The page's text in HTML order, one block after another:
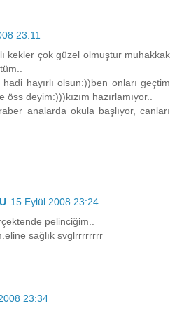
23:11
kekler çok güzel olmuştur muhakkak
hadi hayırlı olsun:))ben onları geçtim
deyim:)))kızım hazırlamıyor..
analarda okula başlıyor, canları
15 Eylül 2008 23:24
pelinciğim..
sağlık svglrrrrrrrr
23:34